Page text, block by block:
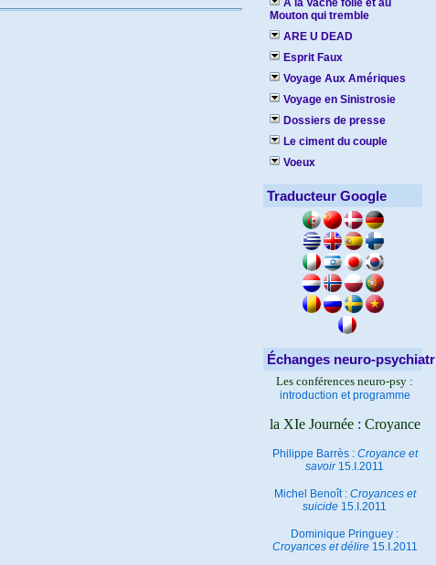
À la Vache folle et au
Mouton qui tremble
ARE U DEAD
Esprit Faux
Voyage Aux Amériques
Voyage en Sinistrosie
Dossiers de presse
Le ciment du couple
Voeux
Traducteur Google
Échanges neuro-
Les conférences neuro-psy :
introduction et programme
la XIe Journée : Croyance
Philippe Barrès : Croyance et
savoir15.I.2011
Michel Benoît : Croyances et
suicide 15.I.2011
Dominique Pringuey :
Croyances et délire15.I.2011